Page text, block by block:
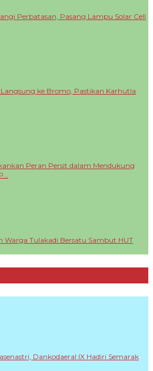
Perbatasan, Pasang Lampu Solar Cell
ke Bromo, Pastikan Karhutla
Peran Persit dalam Mendukung
Warga Tulakadi Bersatu Sambut HUT
Dankodaeral IX Hadiri Semarak